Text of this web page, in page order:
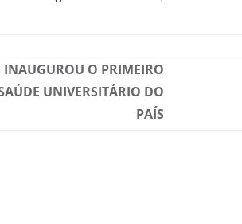
INAUGUROU O PRIMEIRO
UNIVERSITÁRIO DO
PAÍS